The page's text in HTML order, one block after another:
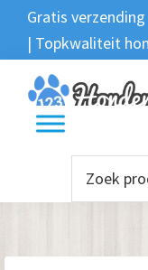
Spring
naar
de
hoofdnavigatie
Door
naar
de
hoofd
inhoud
Spring
naar
de
voettekst
Gratis
| Topkwaliteit
Zoeken
Zoeken
naar: